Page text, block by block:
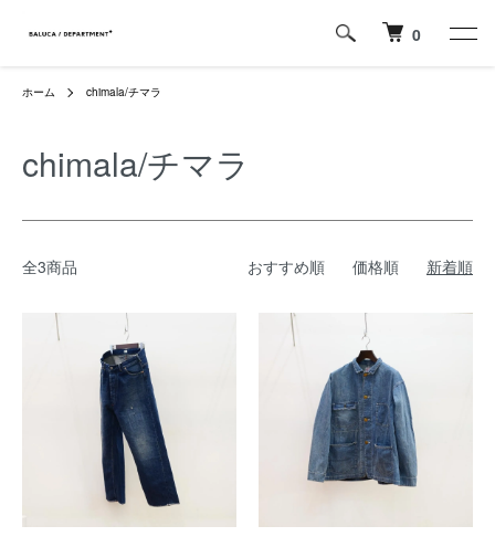
0
ホーム chimala/チマラ
chimala/チマラ
全3商品 おすすめ順 価格順 新着順